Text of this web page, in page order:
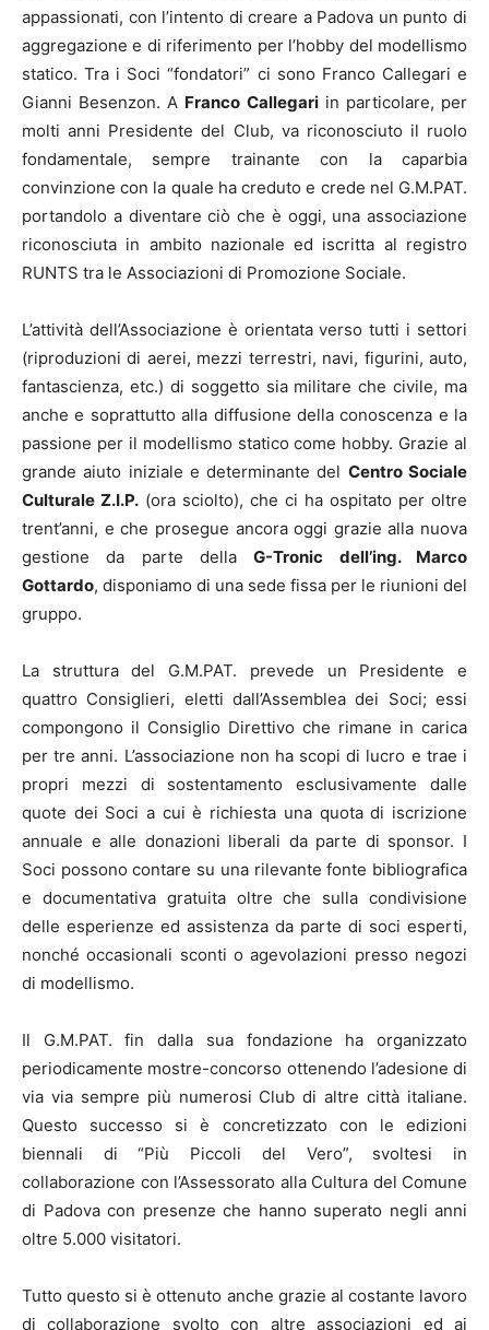
appassionati, con l’intento di creare a Padova un punto di
aggregazione e di riferimento per l’hobby del modellismo
statico. Tra i Soci “fondatori” ci sono Franco Callegari e
Gianni Besenzon. A Franco Callegariin particolare, per
molti anni Presidente del Club, va riconosciuto il ruolo
fondamentale, sempre trainante con la caparbia
convinzione con la quale ha creduto e crede nel G.M.PAT.
portandolo a diventare ciò che è oggi, una associazione
riconosciuta in ambito nazionale ed iscritta al registro
RUNTS tra le Associazioni di Promozione Sociale.
L’attività dell’Associazione è orientata verso tutti i settori
(riproduzioni di aerei, mezzi terrestri, navi, figurini, auto,
fantascienza, etc.) di soggetto sia militare che civile, ma
anche e soprattutto alla diffusione della conoscenza e la
passione per il modellismo statico come hobby. Grazie al
grande aiuto iniziale e determinante del Centro Sociale
Culturale Z.I.P. (ora sciolto), che ci ha ospitato per oltre
trent’anni, e che prosegue ancora oggi grazie alla nuova
gestione da parte dellaG-Tronic dell’ing. Marco
Gottardo, disponiamo di una sede fissa per le riunioni del
gruppo.
La struttura del G.M.PAT. prevede un Presidente e
quattro Consiglieri, eletti dall’Assemblea dei Soci; essi
compongono il Consiglio Direttivo che rimane in carica
per tre anni. L’associazione non ha scopi di lucro e trae i
propri mezzi di sostentamento esclusivamente dalle
quote dei Soci a cui è richiesta una quota di iscrizione
annuale e alle donazioni liberali da parte di sponsor. I
Soci possono contare su una rilevante fonte bibliografica
e documentativa gratuita oltre che sulla condivisione
delle esperienze ed assistenza da parte di soci esperti,
nonché occasionali sconti o agevolazioni presso negozi
di modellismo.
Il G.M.PAT. fin dalla sua fondazione ha organizzato
periodicamente mostre-concorso ottenendo l’adesione di
via via sempre più numerosi Club di altre città italiane.
Questo successo si è concretizzato con le edizioni
biennali di “Più Piccoli del Vero”, svoltesi in
collaborazione con l’Assessorato alla Cultura del Comune
di Padova con presenze che hanno superato negli anni
oltre 5.000 visitatori.
Tutto questo si è ottenuto anche grazie al costante lavoro
di collaborazione svolto con altre associazioni ed ai